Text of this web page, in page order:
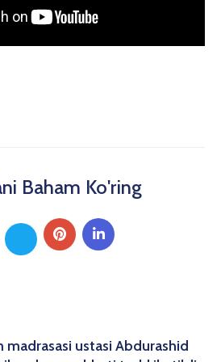
Baham Ko'ring
madrasasi ustasi Abdurashid